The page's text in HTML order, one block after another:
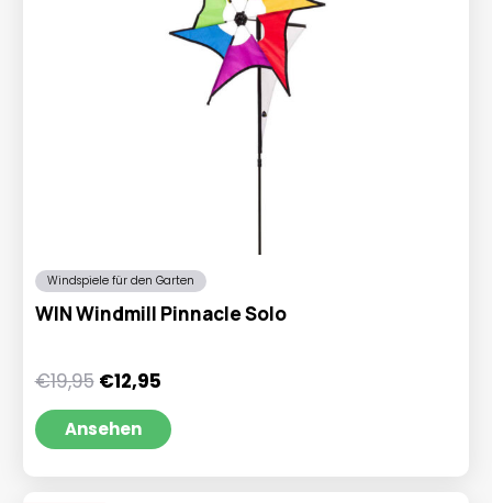
Windspiele für den Garten
WIN Windmill Pinnacle Solo
€19,95 Ursprünglicher
Preis
war:
€19,95
€12,95Aktueller
ist:
€12,95.
Ansehen